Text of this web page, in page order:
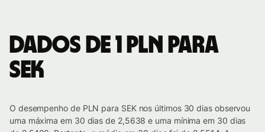
Dados de 1 PLN para
SEK
O desempenho de PLN para SEK nos últimos 30 dias observou
uma máxima em 30 dias de 2,5638 e uma mínima em 30 dias